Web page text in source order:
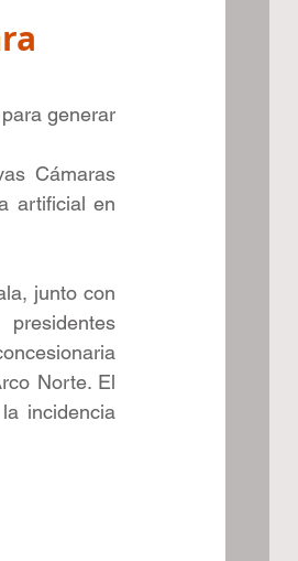
generar
Cámaras
artificial en
junto con
Norte. El
incidencia